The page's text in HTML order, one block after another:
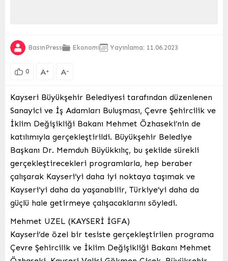
BasınPress Ekonomi Yayınlama: 11.06.2023
0 A+ A-
Kayseri Büyükşehir Belediyesi tarafından düzenlenen
Sanayici ve İş Adamları Buluşması, Çevre Şehircilik ve
İklim Değişikliği Bakanı Mehmet Özhaseki’nin de
katılımıyla gerçekleştirildi. Büyükşehir Belediye
Başkanı Dr. Memduh Büyükkılıç, bu şekilde sürekli
gerçekleştirecekleri programlarla, hep beraber
çalışarak Kayseri’yi daha iyi noktaya taşımak ve
Kayseri’yi daha da yaşanabilir, Türkiye’yi daha da
güçlü hale getirmeye çalışacaklarını söyledi.
Mehmet UZEL (KAYSERİ İGFA)
Kayseri’de özel bir tesiste gerçekleştirilen programa
Çevre Şehircilik ve İklim Değişikliği Bakanı Mehmet